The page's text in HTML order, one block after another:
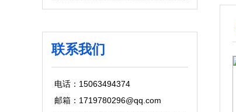
联系我们
电话：15063494374
邮箱：1719780296@qq.com